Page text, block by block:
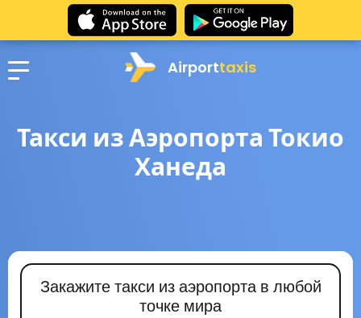
Airporttaxis
Такси из Аэропорта Токио
Ханеда
Закажите такси из аэропорта в любой
точке мира